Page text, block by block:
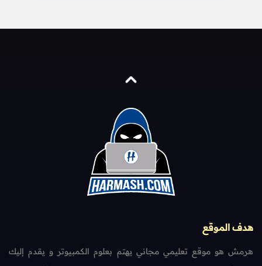
هدف الموقع
هرمش هو موقع تعليمي مجاني يهتم بعلوم الكمبيوتر و يقدم إليك